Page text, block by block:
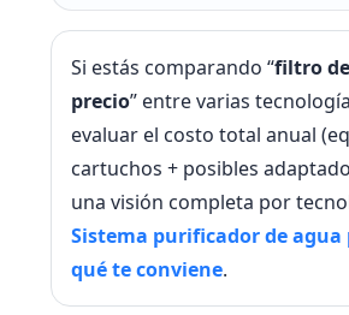
Si estás comparando “filtro
precio” entre varias
evaluar el costo total anual
cartuchos + posibles
una visión completa por
Sistema purificador de agua
qué te conviene.